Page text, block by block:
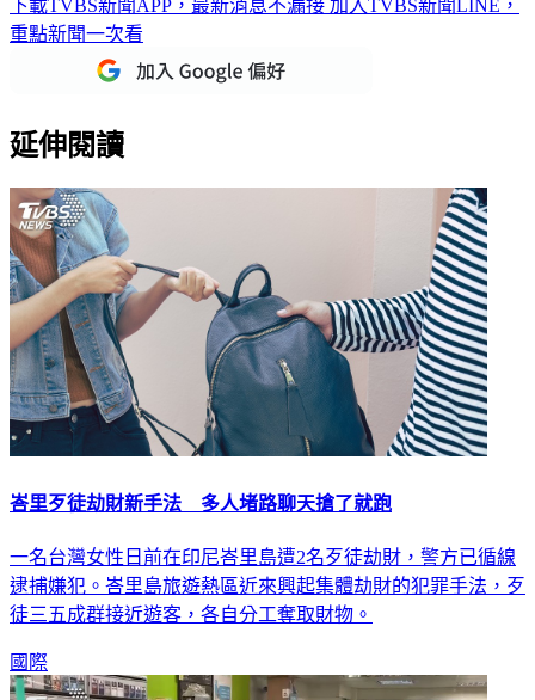
下載TVBS新聞APP，最新消息不漏接 加入TVBS新聞LINE，
重點新聞一次看
延伸閱讀
峇里歹徒劫財新手法 多人堵路聊天搶了就跑
一名台灣女性日前在印尼峇里島遭2名歹徒劫財，警方已循線
逮捕嫌犯。峇里島旅遊熱區近來興起集體劫財的犯罪手法，歹
徒三五成群接近遊客，各自分工奪取財物。
國際